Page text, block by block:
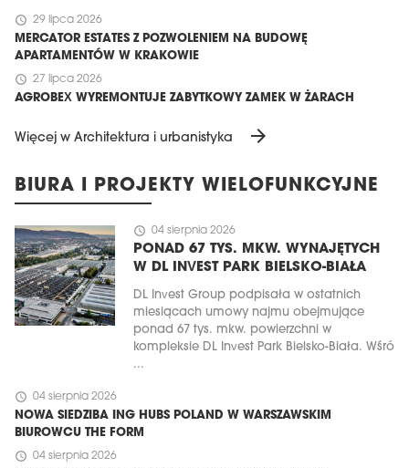
schedule 29 lipca 2026
MERCATOR ESTATES Z POZWOLENIEM NA BUDOWĘ
APARTAMENTÓW W KRAKOWIE
schedule 27 lipca 2026
AGROBEX WYREMONTUJE ZABYTKOWY ZAMEK W ŻARACH
Więcej w Architektura i urbanistyka arrow_forward
BIURA I PROJEKTY WIELOFUNKCYJNE
schedule 04 sierpnia 2026
PONAD 67 TYS. MKW. WYNAJĘTYCH
W DL INVEST PARK BIELSKO-BIAŁA
DL Invest Group podpisała w ostatnich
miesiącach umowy najmu obejmujące
ponad 67 tys. mkw. powierzchni w
kompleksie DL Invest Park Bielsko-Biała. Wśró
...
schedule 04 sierpnia 2026
NOWA SIEDZIBA ING HUBS POLAND W WARSZAWSKIM
BIUROWCU THE FORM
schedule 04 sierpnia 2026